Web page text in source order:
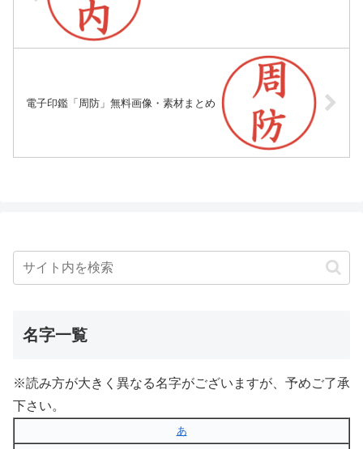
電子印鑑「周防」無料画像・素材まとめ
名字一覧
※読み方が大きく異なる名字がございますが、予めご了承
下さい。
あ